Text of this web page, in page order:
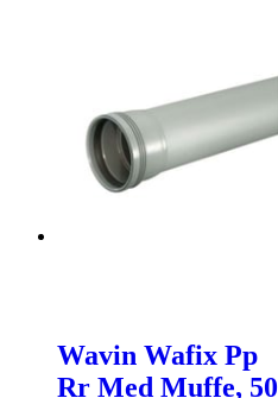
Wavin Wafix Pp
Rr Med Muffe, 50